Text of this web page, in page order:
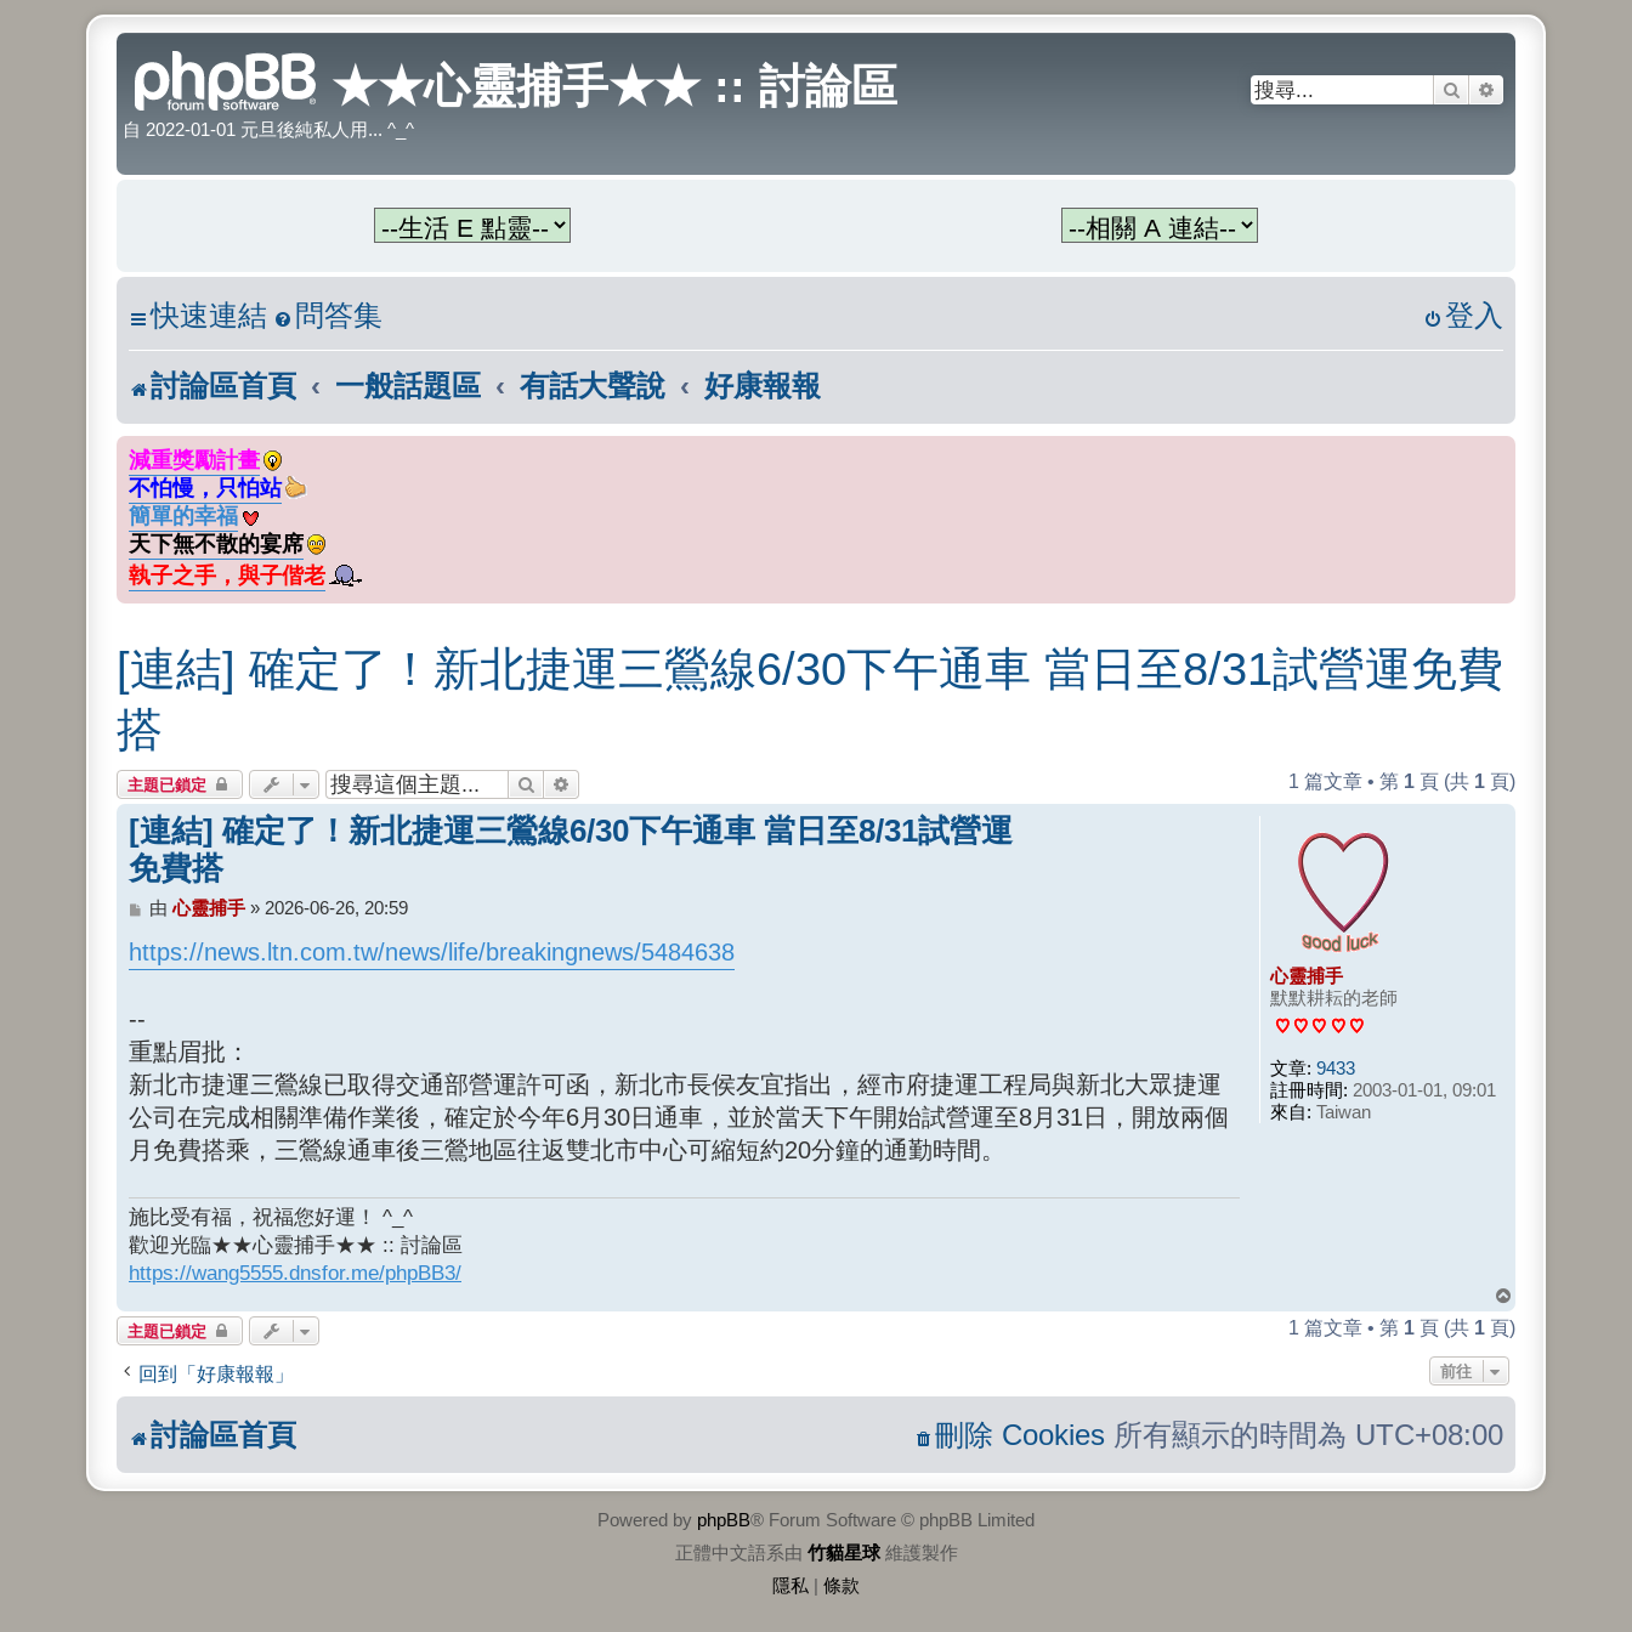
★★心靈捕手★★ :: 討論區
自 2022-01-01 元旦後純私人用... ^_^
搜尋
快速連結 問答集 登入
討論區首頁 一般話題區 有話大聲說 好康報報
減重獎勵計畫
不怕慢，只怕站
簡單的幸福
天下無不散的宴席
執子之手，與子偕老
[連結] 確定了！新北捷運三鶯線6/30下午通車 當日至8/31試營運免費
搭
主題已鎖定 搜尋 1 篇文章 • 第 1 頁 (共 1 頁)
心靈捕手
默默耕耘的老師
文章: 9433
註冊時間: 2003-01-01, 09:01
來自: Taiwan
[連結] 確定了！新北捷運三鶯線6/30下午通車 當日至8/31試營運
免費搭
文
由心靈捕手» 2026-06-26, 20:59
https://news.ltn.com.tw/news/life/breakingnews/5484638
--
重點眉批：
新北市捷運三鶯線已取得交通部營運許可函，新北市長侯友宜指出，經市府捷運工程局與新北大眾捷運
公司在完成相關準備作業後，確定於今年6月30日通車，並於當天下午開始試營運至8月31日，開放兩個
月免費搭乘，三鶯線通車後三鶯地區往返雙北市中心可縮短約20分鐘的通勤時間。
施比受有福，祝福您好運！ ^_^
歡迎光臨★★心靈捕手★★ :: 討論區
https://wang5555.dnsfor.me/phpBB3/
端
主題已鎖定 1 篇文章 • 第 1 頁 (共 1 頁)
回到「好康報報」 前往
討論區首頁 所有顯示的時間為 UTC+08:00
刪除 Cookies
Powered by phpBB® Forum Software © phpBB Limited
正體中文語系由 竹貓星球維護製作
隱私 | 條款